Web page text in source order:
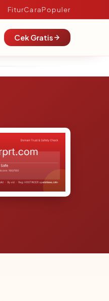
FiturCaraPopuler
Cek Gratis